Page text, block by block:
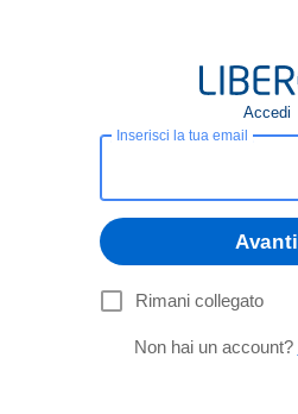
Accedi
Inserisci la tua email
Avanti
Rimani collegato
Non hai un account?